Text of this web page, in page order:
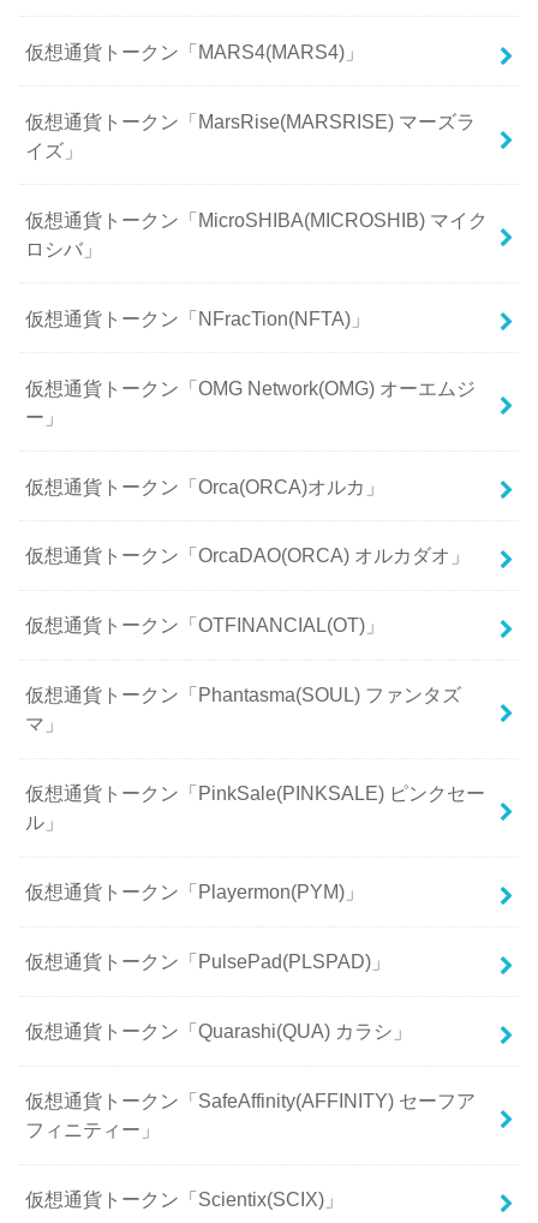
仮想通貨トークン「MARS4(MARS4)」
仮想通貨トークン「MarsRise(MARSRISE) マーズラ
イズ」
仮想通貨トークン「MicroSHIBA(MICROSHIB) マイク
ロシバ」
仮想通貨トークン「NFracTion(NFTA)」
仮想通貨トークン「OMG Network(OMG) オーエムジ
ー」
仮想通貨トークン「Orca(ORCA)オルカ」
仮想通貨トークン「OrcaDAO(ORCA) オルカダオ」
仮想通貨トークン「OTFINANCIAL(OT)」
仮想通貨トークン「Phantasma(SOUL) ファンタズ
マ」
仮想通貨トークン「PinkSale(PINKSALE) ピンクセー
ル」
仮想通貨トークン「Playermon(PYM)」
仮想通貨トークン「PulsePad(PLSPAD)」
仮想通貨トークン「Quarashi(QUA) カラシ」
仮想通貨トークン「SafeAffinity(AFFINITY) セーフア
フィニティー」
仮想通貨トークン「Scientix(SCIX)」